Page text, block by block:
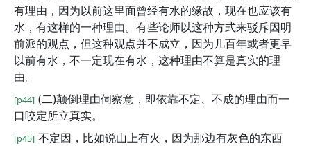
有理由，因为以前这里面曾经有水的缘故，现在也应该有
水，有这样的一种理由。有些论师以这种方式来驳斥因明
前派的观点，但这种观点并不成立，因为几百年或者更早
以前有水，不一定现在有水，这种理由不算是真实的理
由。
[p44] (二)颠倒理由伺察意，即依靠不定、不成的理由而一
口咬定所立真实。
[p45] 不定因，比如说山上有火，因为那边有灰色的东西